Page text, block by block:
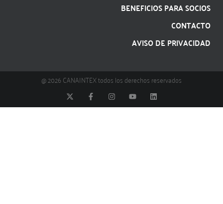
BENEFICIOS PARA SOCIOS
CONTACTO
AVISO DE PRIVACIDAD
@ 2026 CANAINTEX todos los derechos reservados